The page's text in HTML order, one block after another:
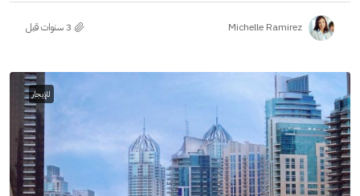
Michelle Ramirez
للإيجار